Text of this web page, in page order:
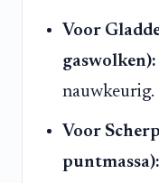
Voor
gaswolken):
nauwkeurig.
Voor
puntmassa):